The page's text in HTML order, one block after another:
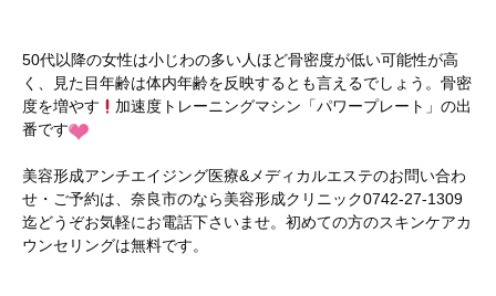
50代以降の女性は小じわの多い人ほど骨密度が低い可能性が高
く、見た目年齢は体内年齢を反映するとも言えるでしょう。骨密
度を増やす
加速度トレーニングマシン「パワープレート」の出
番です
美容形成アンチエイジング医療&メディカルエステのお問い合わ
せ・ご予約は、奈良市のなら美容形成クリニック0742-27-1309
迄どうぞお気軽にお電話下さいませ。初めての方のスキンケアカ
ウンセリングは無料です。